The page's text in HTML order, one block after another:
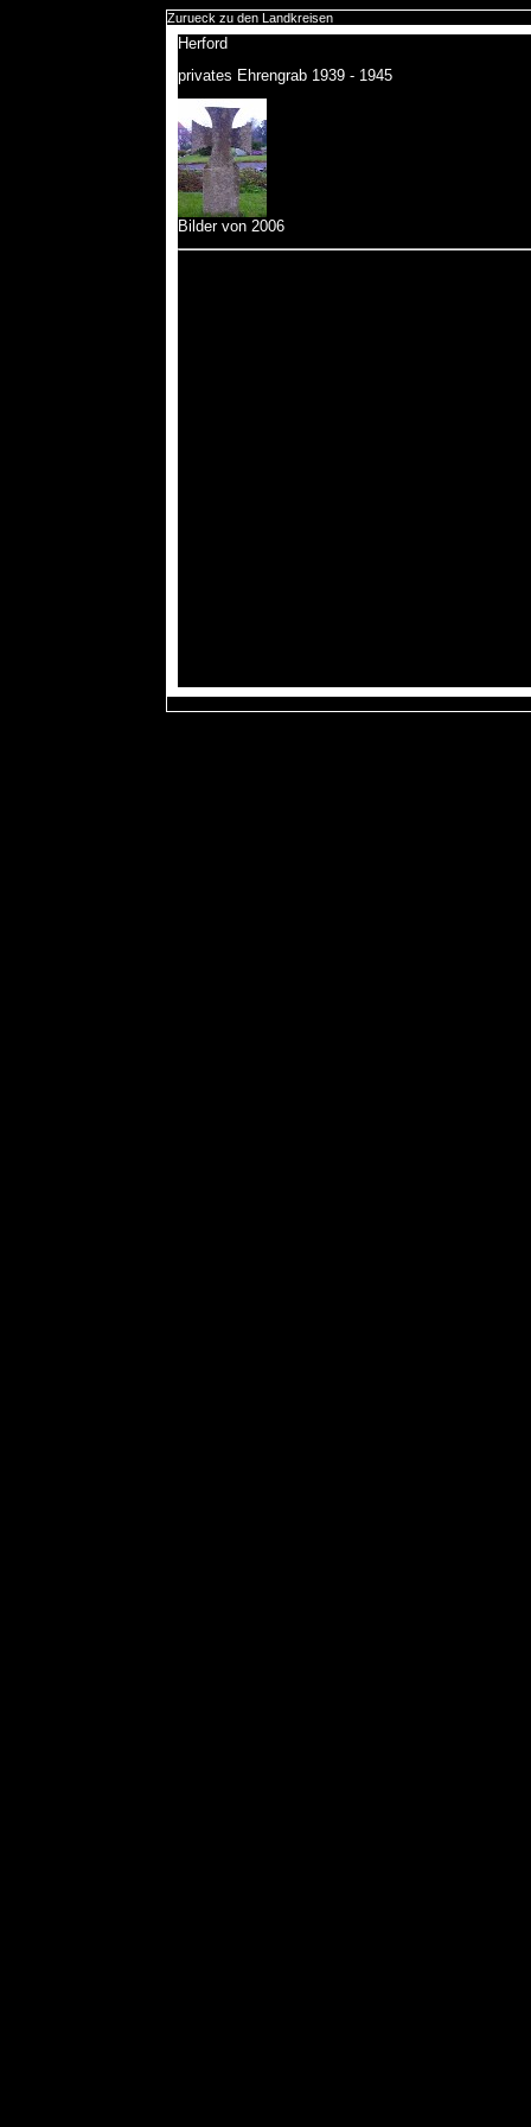
Zurueck zu den Landkreisen
Herford
privates Ehrengrab 1939 - 1945
Bilder von 2006